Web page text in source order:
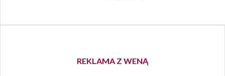
REKLAMA Z WENĄ